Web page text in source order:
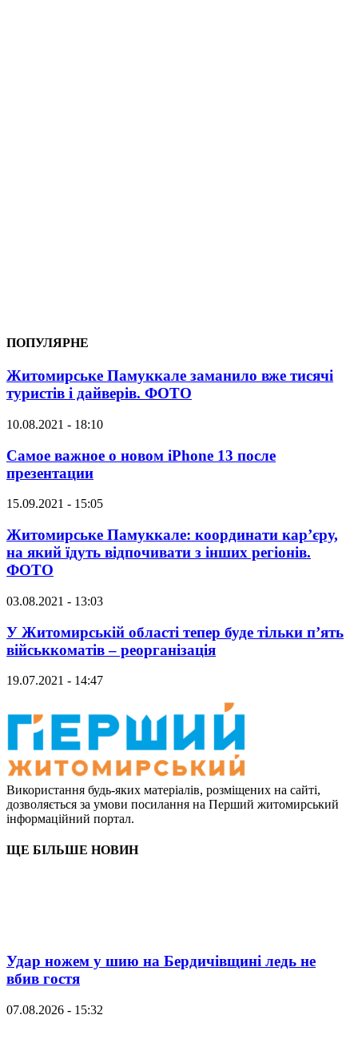
ПОПУЛЯРНЕ
Житомирське Памуккале заманило вже тисячі
туристів і дайверів. ФОТО
10.08.2021 - 18:10
Самое важное о новом iPhone 13 после
презентации
15.09.2021 - 15:05
Житомирське Памуккале: координати кар’єру,
на який їдуть відпочивати з інших регіонів.
ФОТО
03.08.2021 - 13:03
У Житомирській області тепер буде тільки п’ять
військкоматів – реорганізація
19.07.2021 - 14:47
Використання будь-яких матеріалів, розміщених на сайті,
дозволяється за умови посилання на Перший житомирський
інформаційний портал.
ЩЕ БІЛЬШЕ НОВИН
Удар ножем у шию на Бердичівщині ледь не
вбив гостя
07.08.2026 - 15:32